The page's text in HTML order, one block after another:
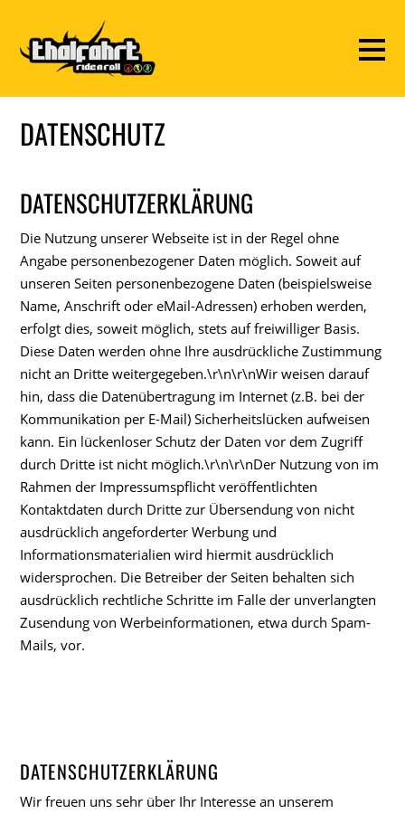
DATENSCHUTZ
DATENSCHUTZERKLÄRUNG
Die Nutzung unserer Webseite ist in der Regel ohne
Angabe personenbezogener Daten möglich. Soweit auf
unseren Seiten personenbezogene Daten (beispielsweise
Name, Anschrift oder eMail-Adressen) erhoben werden,
erfolgt dies, soweit möglich, stets auf freiwilliger Basis.
Diese Daten werden ohne Ihre ausdrückliche Zustimmung
nicht an Dritte weitergegeben.\r\n\r\nWir weisen darauf
hin, dass die Datenübertragung im Internet (z.B. bei der
Kommunikation per E-Mail) Sicherheitslücken aufweisen
kann. Ein lückenloser Schutz der Daten vor dem Zugriff
durch Dritte ist nicht möglich.\r\n\r\nDer Nutzung von im
Rahmen der Impressumspflicht veröffentlichten
Kontaktdaten durch Dritte zur Übersendung von nicht
ausdrücklich angeforderter Werbung und
Informationsmaterialien wird hiermit ausdrücklich
widersprochen. Die Betreiber der Seiten behalten sich
ausdrücklich rechtliche Schritte im Falle der unverlangten
Zusendung von Werbeinformationen, etwa durch Spam-
Mails, vor.
DATENSCHUTZERKLÄRUNG
Wir freuen uns sehr über Ihr Interesse an unserem